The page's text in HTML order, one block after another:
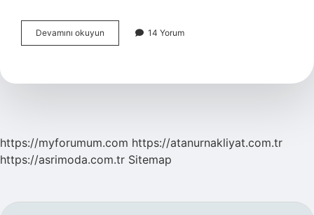
Devamını okuyun Erbaanın
Kac
14 Yorum
https://myforumum.com https://atanurnakliyat.com.tr
https://asrimoda.com.tr Sitemap